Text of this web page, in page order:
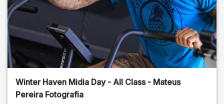
Winter Haven Midia Day - All Class - Mateus
Pereira Fotografia